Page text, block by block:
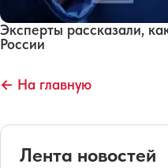
Эксперты рассказали,
России
← На главную
Лента новостей